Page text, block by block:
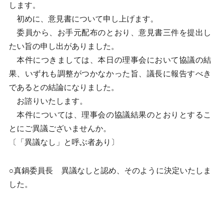
します。
初めに、意見書について申し上げます。
委員から、お手元配布のとおり、意見書三件を提出し
たい旨の申し出がありました。
本件につきましては、本日の理事会において協議の結
果、いずれも調整がつかなかった旨、議長に報告すべき
であるとの結論になりました。
お諮りいたします。
本件については、理事会の協議結果のとおりとするこ
とにご異議ございませんか。
〔「異議なし」と呼ぶ者あり〕
○真鍋委員長 異議なしと認め、そのように決定いたしま
した。